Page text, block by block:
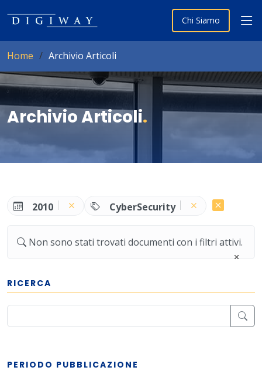
Chi Siamo
Home Archivio Articoli
Archivio Articoli.
2010 CyberSecurity
Non sono stati trovati documenti con i filtri attivi.
RICERCA
PERIODO PUBBLICAZIONE